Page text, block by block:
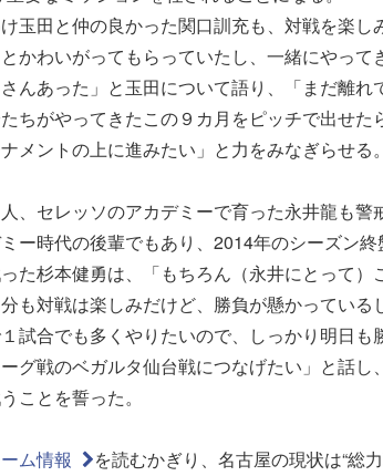
玉田と仲の良かった関口訓充も、対戦を楽し
かわいがってもらっていたし、一緒にやって
んあった」と玉田について語り、「まだ離れ
ちがやってきたこの９カ月をピッチで出せた
メントの上に進みたい」と力をみなぎらせる。
、セレッソのアカデミーで育った永井龍も警
ー時代の後輩でもあり、2014年のシーズン
った杉本健勇は、「もちろん（永井にとって）
も対戦は楽しみだけど、勝負が懸かってい
試合でも多くやりたいので、しっかり明日も
グ戦のベガルタ仙台戦につなげたい」と話
ことを誓った。
ム情報
を読むかぎり、名古屋の現状は“総